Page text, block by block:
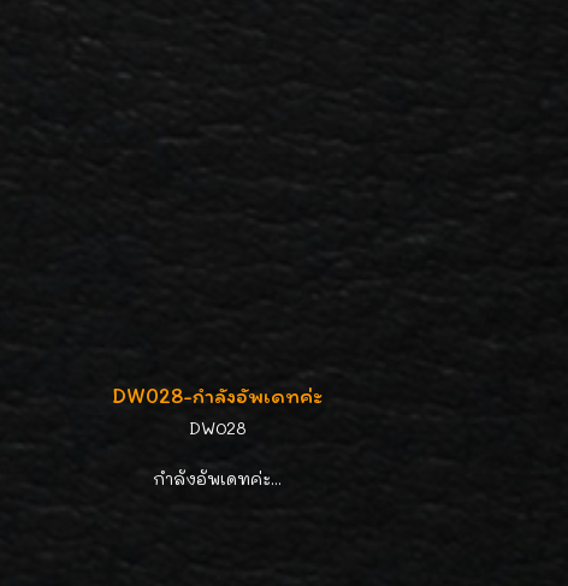
DW028-กำลังอัพเดทค่ะ
DW028
กำลังอัพเดทค่ะ...